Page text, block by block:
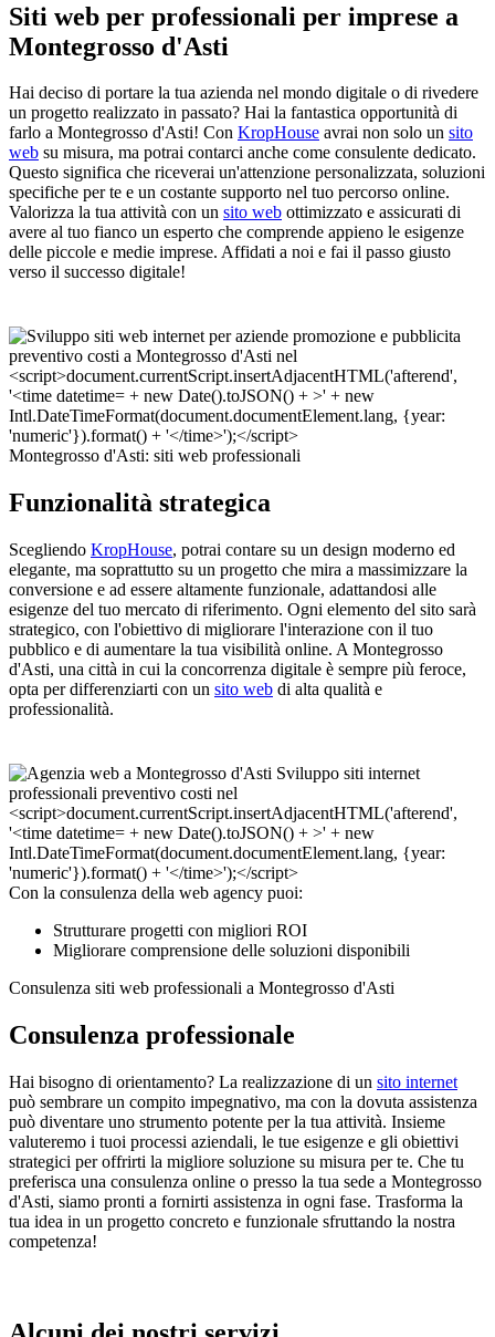
Siti web per professionali per imprese a
Montegrosso d'Asti
Hai deciso di portare la tua azienda nel mondo digitale o di rivedere
un progetto realizzato in passato? Hai la fantastica opportunità di
farlo a Montegrosso d'Asti! Con KropHouse avrai non solo un sito
web su misura, ma potrai contarci anche come consulente dedicato.
Questo significa che riceverai un'attenzione personalizzata, soluzioni
specifiche per te e un costante supporto nel tuo percorso online.
Valorizza la tua attività con un sito web ottimizzato e assicurati di
avere al tuo fianco un esperto che comprende appieno le esigenze
delle piccole e medie imprese. Affidati a noi e fai il passo giusto
verso il successo digitale!
Montegrosso d'Asti: siti web professionali
Funzionalità strategica
Scegliendo KropHouse, potrai contare su un design moderno ed
elegante, ma soprattutto su un progetto che mira a massimizzare la
conversione e ad essere altamente funzionale, adattandosi alle
esigenze del tuo mercato di riferimento. Ogni elemento del sito sarà
strategico, con l'obiettivo di migliorare l'interazione con il tuo
pubblico e di aumentare la tua visibilità online. A Montegrosso
d'Asti, una città in cui la concorrenza digitale è sempre più feroce,
opta per differenziarti con un sito web di alta qualità e
professionalità.
Con la consulenza della web agency puoi:
Strutturare progetti con migliori ROI
Migliorare comprensione delle soluzioni disponibili
Consulenza siti web professionali a Montegrosso d'Asti
Consulenza professionale
Hai bisogno di orientamento? La realizzazione di un sito internet
può sembrare un compito impegnativo, ma con la dovuta assistenza
può diventare uno strumento potente per la tua attività. Insieme
valuteremo i tuoi processi aziendali, le tue esigenze e gli obiettivi
strategici per offrirti la migliore soluzione su misura per te. Che tu
preferisca una consulenza online o presso la tua sede a Montegrosso
d'Asti, siamo pronti a fornirti assistenza in ogni fase. Trasforma la
tua idea in un progetto concreto e funzionale sfruttando la nostra
competenza!